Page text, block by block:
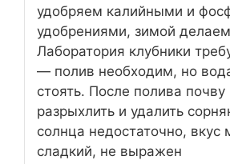
удобряем калийными и
удобрениями, зимой
Лаборатория клубники
— полив необходим, но
стоять. После полива
разрыхлить и удалить
солнца недостаточно, вкус
сладкий, не выражен